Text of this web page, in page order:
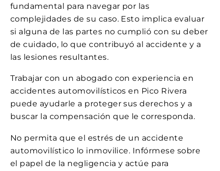
fundamental para navegar por las
complejidades de su caso. Esto implica evaluar
si alguna de las partes no cumplió con su deber
de cuidado, lo que contribuyó al accidente y a
las lesiones resultantes.
Trabajar con un abogado con experiencia en
accidentes automovilísticos en Pico Rivera
puede ayudarle a proteger sus derechos y a
buscar la compensación que le corresponda.
No permita que el estrés de un accidente
automovilístico lo inmovilice. Infórmese sobre
el papel de la negligencia y actúe para